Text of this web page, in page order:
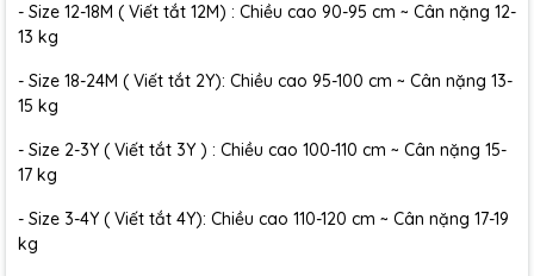
- Size 12-18M ( Viết tắt 12M) : Chiều cao 90-95 cm ~ Cân nặng 12-
13 kg
- Size 18-24M ( Viết tắt 2Y): Chiều cao 95-100 cm ~ Cân nặng 13-
15 kg
- Size 2-3Y ( Viết tắt 3Y ) : Chiều cao 100-110 cm ~ Cân nặng 15-
17 kg
- Size 3-4Y ( Viết tắt 4Y): Chiều cao 110-120 cm ~ Cân nặng 17-19
kg